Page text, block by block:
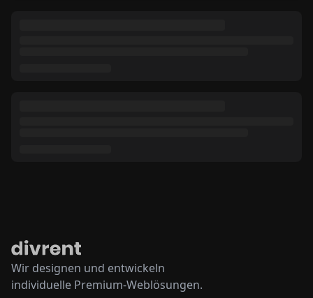
Wir designen und entwickeln
individuelle Premium-Weblösungen.